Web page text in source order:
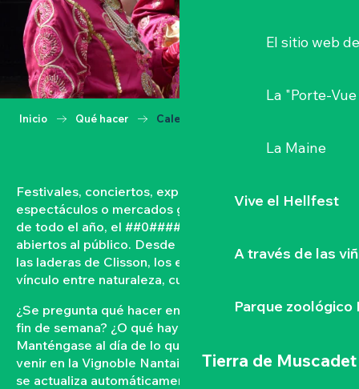
El sitio web
La "Porte-Vue
La Maine
Vive el Hellfest
A través de las
Parque zoológico
Tierra de Muscadet
Inicio Qué hacer Calendario
Festivales, conciertos, exposiciones, vendimias,
espectáculos o mercados gastronómicos… A lo largo
de todo el año, el ##0#### vive con acontecimientos
abiertos al público. Desde las orillas del Loira hasta
las laderas de Clisson, los eventos tejen un fuerte
vínculo entre naturaleza, cultura y convivencia.
¿Se pregunta qué hacer en el Vignoble Nantais este
fin de semana? ¿O qué hay en la agenda de Clisson?
Manténgase al día de lo que ocurre y lo que está por
venir en la Vignoble Nantais con nuestra agenda que
se actualiza automáticamente. Filtre por fecha,